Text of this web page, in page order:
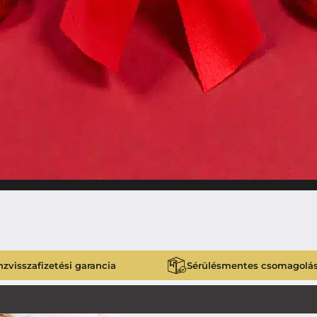
garancia Sérülésmentes